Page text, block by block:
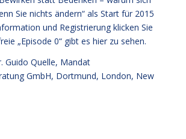
Sie nichts ändern“als Start für 2015
und Registrierung klicken Sie
„Episode 0“ gibt es hier zu sehen.
Guido Quelle, Mandat
GmbH, Dortmund, London, New